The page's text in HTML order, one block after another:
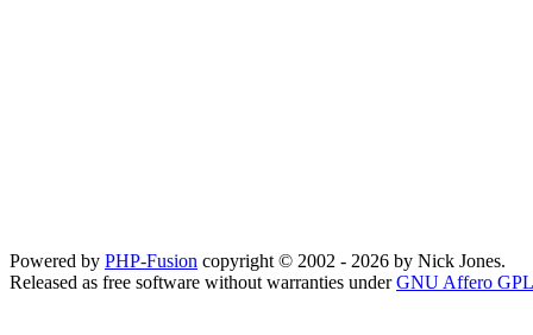
Powered by PHP-Fusion copyright © 2002 - 2026 by Nick Jones.
Released as free software without warranties underGNU Affero GPL